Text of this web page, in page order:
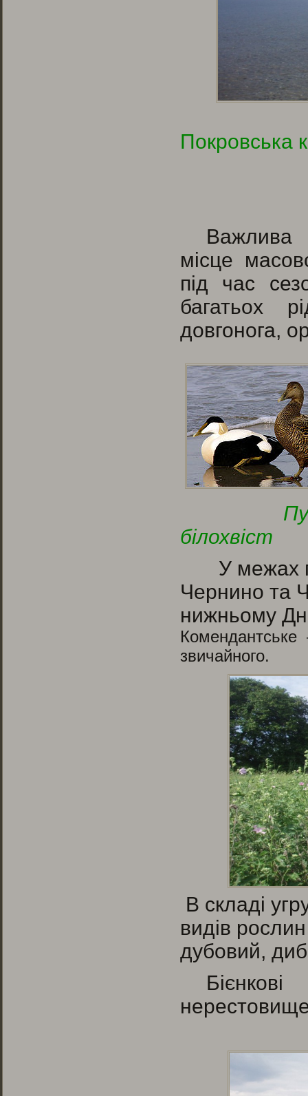
Покровська
Важлива
місце
під час
багатьох
довгонога,
білохвіст
У межах
Чернино та
нижньому
Комендантське
звичайного.
В складі
видів
дубовий,